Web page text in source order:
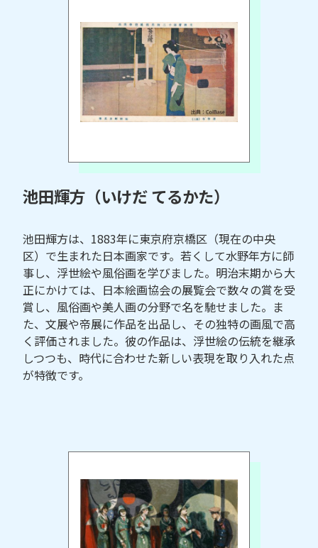
池田輝方（いけだ てるかた）
池田輝方は、1883年に東京府京橋区（現在の中央
区）で生まれた日本画家です。若くして水野年方に師
事し、浮世絵や風俗画を学びました。明治末期から大
正にかけては、日本絵画協会の展覧会で数々の賞を受
賞し、風俗画や美人画の分野で名を馳せました。ま
た、文展や帝展に作品を出品し、その独特の画風で高
く評価されました。彼の作品は、浮世絵の伝統を継承
しつつも、時代に合わせた新しい表現を取り入れた点
が特徴です。